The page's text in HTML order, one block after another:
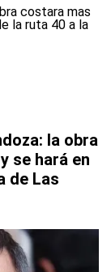
la obra
se hará en
de Las